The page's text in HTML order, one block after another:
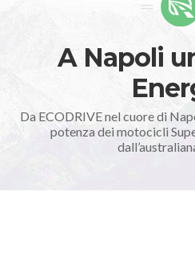
A Napoli
Da ECODRIVE nel cuore di
potenza dei motocicli